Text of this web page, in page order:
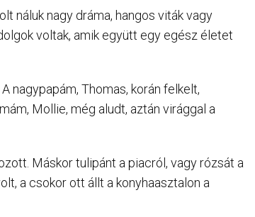
náluk nagy dráma, hangos viták vagy
voltak, amik együtt egy egész életet
nagypapám, Thomas, korán felkelt,
Mollie, még aludt, aztán virággal a
Máskor tulipánt a piacról, vagy rózsát a
a csokor ott állt a konyhaasztalon a